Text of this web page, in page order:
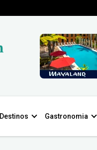
Destinos Gastronomia